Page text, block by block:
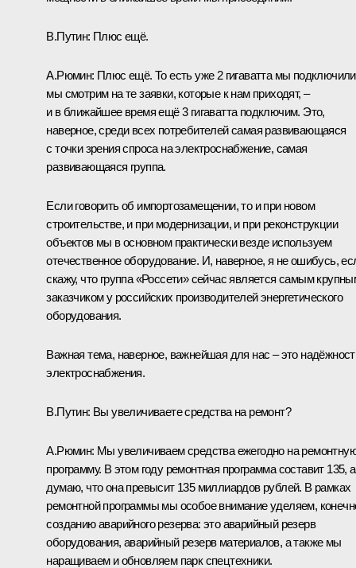
В.Путин: Плюс ещё.
А.Рюмин: Плюс ещё. То есть уже 2 гигаватта мы
мы смотрим на те заявки, которые к нам приходят, –
и в ближайшее время ещё 3 гигаватта подключим. Это,
наверное, среди всех потребителей самая развивающаяся
с точки зрения спроса на электроснабжение, самая
развивающаяся группа.
Если говорить об импортозамещении, то и при новом
строительстве, и при модернизации, и при реконструкции
объектов мы в основном практически везде используем
отечественное оборудование. И, наверное, я не ошибусь,
скажу, что группа «Россети» сейчас является самым
заказчиком у российских производителей энергетического
оборудования.
Важная тема, наверное, важнейшая для нас – это
электроснабжения.
В.Путин: Вы увеличиваете средства на ремонт?
А.Рюмин: Мы увеличиваем средства ежегодно на
программу. В этом году ремонтная программа составит 135,
думаю, что она превысит 135 миллиардов рублей. В рамках
ремонтной программы мы особое внимание уделяем,
созданию аварийного резерва: это аварийный резерв
оборудования, аварийный резерв материалов, а также мы
наращиваем и обновляем парк спецтехники.